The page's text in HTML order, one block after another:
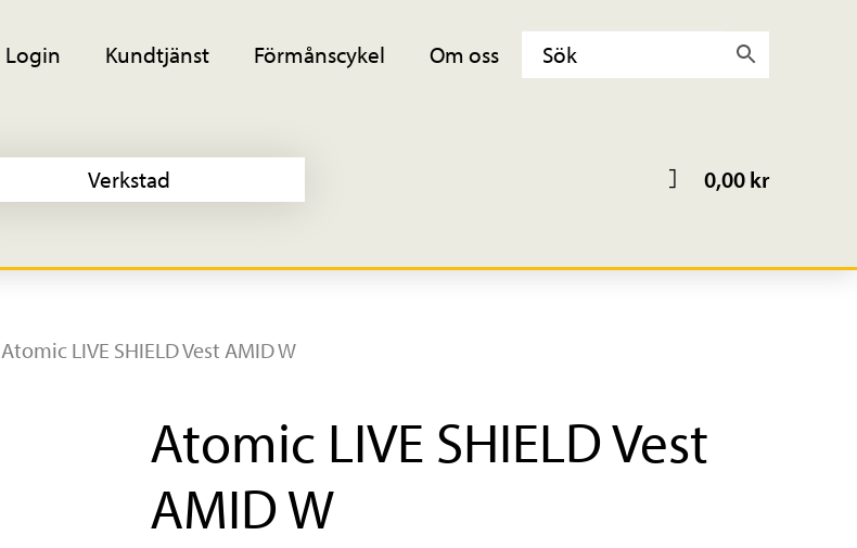
Login Kundtjänst Förmånscykel Om oss
Verkstad 0,00kr
Atomic LIVE SHIELD Vest AMID W
Atomic LIVE SHIELD Vest
AMID W